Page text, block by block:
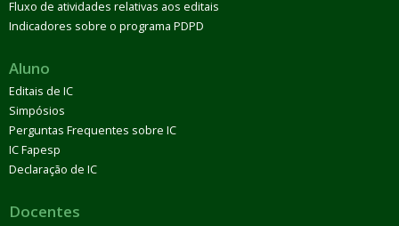
Fluxo de atividades relativas aos editais
Indicadores sobre o programa PDPD
Aluno
Editais de IC
Simpósios
Perguntas Frequentes sobre IC
IC Fapesp
Declaração de IC
Docentes